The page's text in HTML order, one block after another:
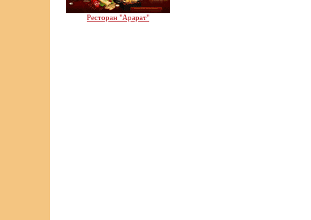
Ресторан "Арарат"